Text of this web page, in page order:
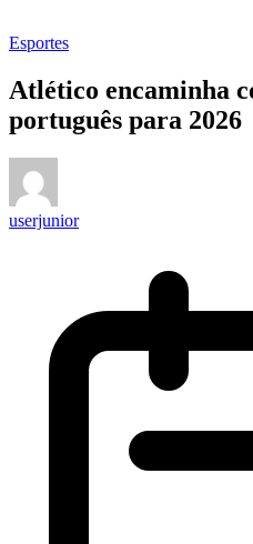
Esportes
Atlético encaminha
português para 2026
userjunior